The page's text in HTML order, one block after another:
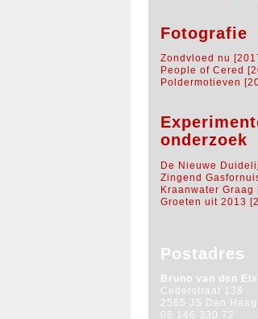
Fotografie
Zondvloed nu
People of Cered
Poldermotieven
onderzoek
De Nieuwe
Zingend
Kraanwater Graag
Groeten uit 2013
Postadres
Bruno van den
Cederstraat 138
2565 JS Den Haag
06 146 330 72